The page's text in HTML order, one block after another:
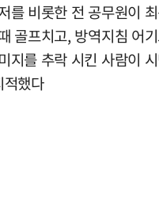
를 비롯한 전 공무원이
골프치고, 방역지침 어
지를 추락 시킨 사람이
했다